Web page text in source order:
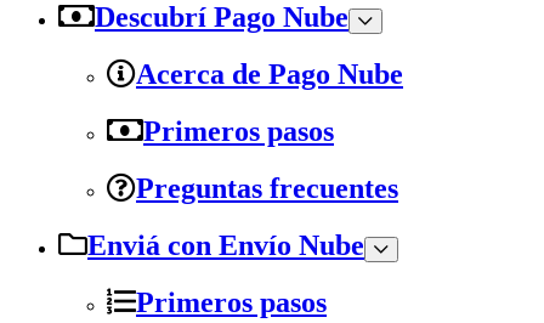
Descubrí Pago Nube
Acerca de Pago Nube
Primeros pasos
Preguntas frecuentes
Enviá con Envío Nube
Primeros pasos